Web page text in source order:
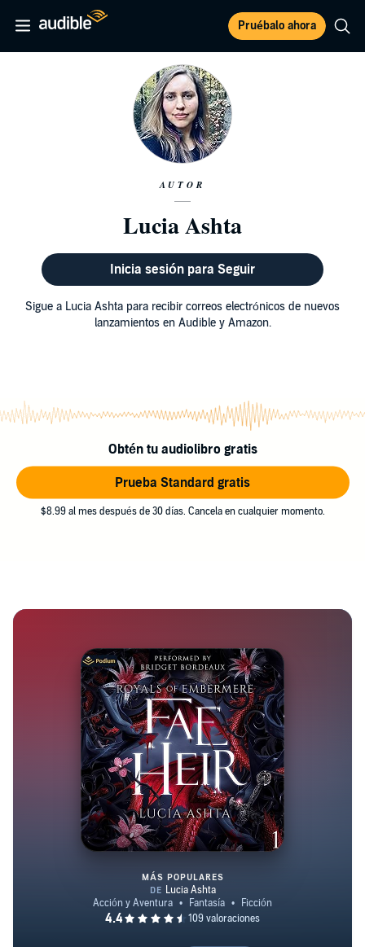
Pruébalo ahora
AUTOR
Lucia Ashta
Inicia sesión para Seguir
Sigue a Lucia Ashta para recibir correos electrónicos de nuevos
lanzamientos en Audible y Amazon.
Obtén tu audiolibro gratis
Prueba Standard gratis
$8.99 al mes después de 30 días. Cancela en cualquier momento.
Fae Heir
MÁS POPULARES